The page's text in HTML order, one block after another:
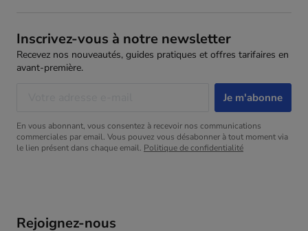
Rejoignez-nous
Inscrivez-vous à notre newsletter
Recevez nos nouveautés, guides pratiques et offres tarifaires en
avant-première.
En vous abonnant, vous consentez à recevoir nos communications
commerciales par email. Vous pouvez vous désabonner à tout moment via
le lien présent dans chaque email. Politique de confidentialité